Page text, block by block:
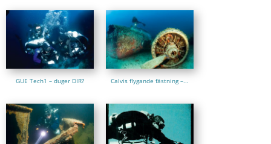
GUE Tech1 – duger DIR? Calvis flygande fästning –...